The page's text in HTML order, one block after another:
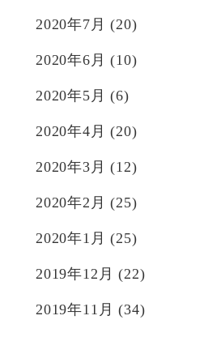
2020年7月 (20)
2020年6月 (10)
2020年5月 (6)
2020年4月 (20)
2020年3月 (12)
2020年2月 (25)
2020年1月 (25)
2019年12月 (22)
2019年11月 (34)